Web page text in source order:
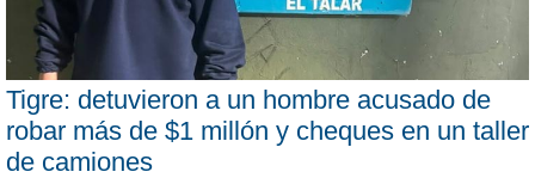
Tigre: detuvieron a un hombre acusado de
robar más de $1 millón y cheques en un taller
de camiones